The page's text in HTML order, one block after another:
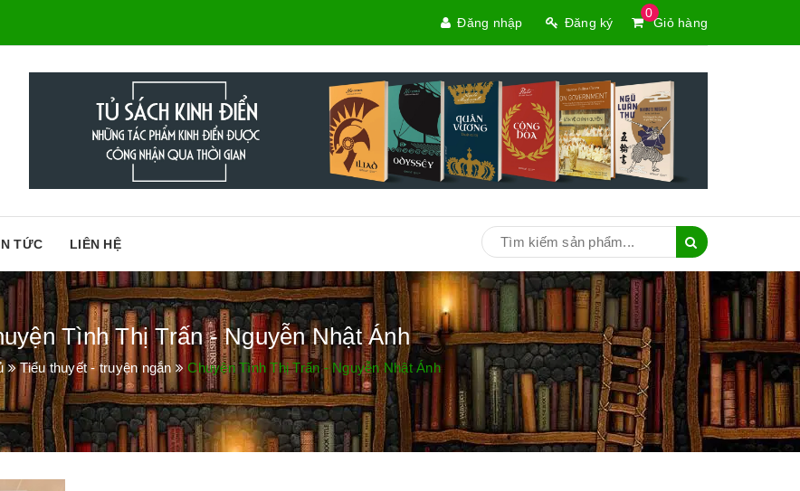
0
Giỏ hàng
Đăng nhập Đăng ký
TỨC LIÊN HỆ
Tình Thị Trấn - Nguyễn Nhật Ánh
Tiểu thuyết - truyện ngắn Chuyện Tình Thị Trấn - Nguyễn Nhật Ánh